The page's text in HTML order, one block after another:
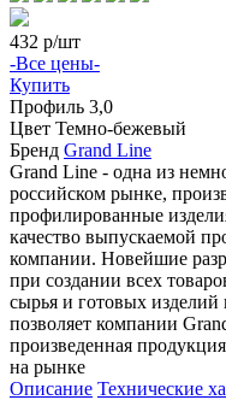
432 р/шт
-Все цены-
Купить
Профиль 3,0
Цвет Темно-бежевый
Бренд Grand Line
Grand Line - одна из
российском рынке,
профилированные
качество выпускаемой
компании. Новейшие
при создании всех
сырья и готовых изделий
позволяет компании
произведенная
на рынке
Описание Технические